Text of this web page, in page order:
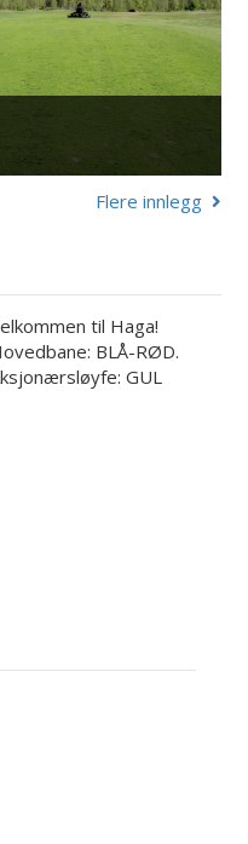
Flere innlegg
til Haga!
BLÅ-RØD.
GUL